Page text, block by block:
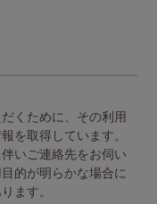
くために、その利用
を取得しています。
いご連絡先をお伺い
的が明らかな場合に
ます。